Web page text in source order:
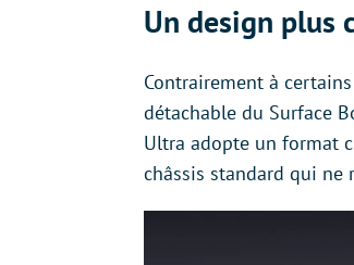
Un design plus
Contrairement à
détachable du Surface
Ultra adopte un format
châssis standard qui ne